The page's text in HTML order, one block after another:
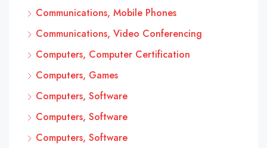
Communications, Mobile Phones
Communications, Video Conferencing
Computers, Computer Certification
Computers, Games
Computers, Software
Computers, Software
Computers, Software